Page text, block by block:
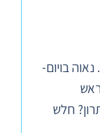
בויום-
חלש